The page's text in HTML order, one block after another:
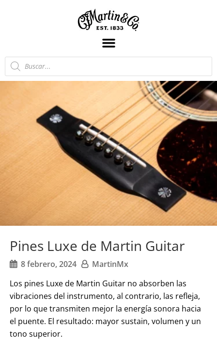
Pines Luxe de Martin Guitar
8 febrero, 2024
MartinMx
Los pines Luxe de Martin Guitar no absorben las
vibraciones del instrumento, al contrario, las refleja,
por lo que transmiten mejor la energía sonora hacia
el puente. El resultado: mayor sustain, volumen y un
tono superior.